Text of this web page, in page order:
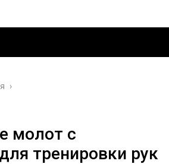
›
молот с
тренировки рук